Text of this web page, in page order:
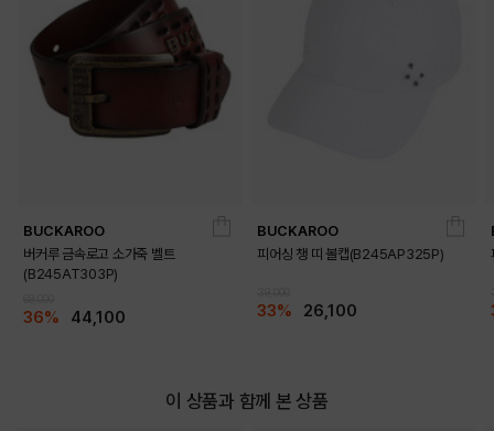
BUCKAROO
버커루 금속로고 소가죽 벨트
(B245AT303P)
36% 44,100
BUCKAROO
피어싱 챙 띠 볼캡(B245AP325P)
33% 26,100
이 상품과 함께 본 상품